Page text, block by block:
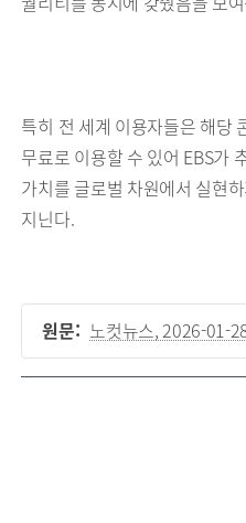
퀄리티를 동시에 갖췄음을 보
특히 전 세계 이용자들은 해당
무료로 이용할 수 있어 EBS가
가치를 글로벌 차원에서 실현
지닌다.
원문: 노컷뉴스, 2026-01-